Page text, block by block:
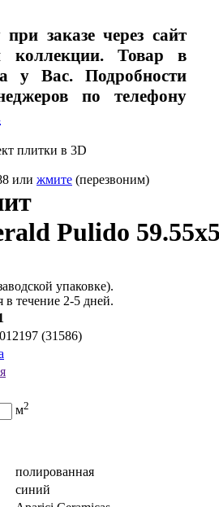
заказе через сайт
коллекции. Товар в
у Вас. Подробности
по телефону
плитки в 3D
или жмите (перезвоним)
Pulido
упаковке).
в течение 2-5 дней.
(31586)
м2
полированная
синий